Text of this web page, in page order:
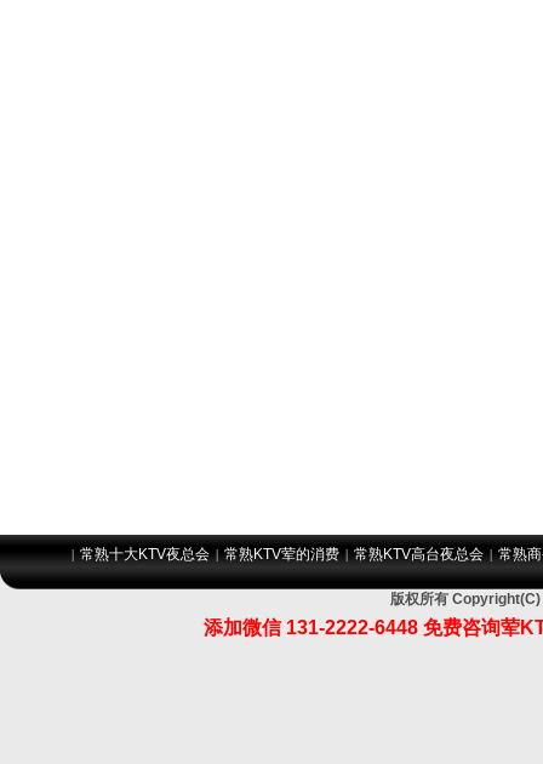
| 常熟十大KTV夜总会 | 常熟KTV荤的消费 | 常熟KTV高台夜总会 | 常熟
版权所有 Copyright(C)
添加微信 131-2222-6448 免费咨询荤